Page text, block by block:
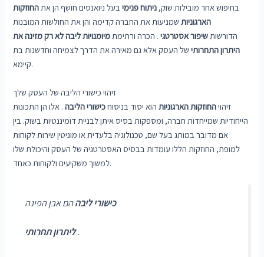
בחיפוש אחר מובילות שוק, ניתוח פנימיבעל ניואנסים חושף הן אתהחוזקות
הארגוניותשמניעות את החברה קדימה והן את החולשות המובנות
הדורשותשיפור אסטרטגי. הכרה ורתימתמיומנויות ליבה לא רק מזינהאת
היתרון התחרותישל העסק אלא גם מאירה את הדרך לצמיחה וחדשנות בת
קיימא.
זיהוי כישורי הליבה של העסק שלך
זיהויהחוזקות הארגוניותהוא יסוד בניסוחכישורי הליבה. אלו הן התכונות
הייחודיות שמייחדות חברה, ומספקות בסיס איתן לבניית דומיננטיות בשוק. בין
אם מדובר במותג בעל שם, טכנולוגיה בלעדית או מוניטין שירות לקוחות
למופת, החוזקות הללו עומדות בבסיס האסטרטגיה של העסק והיכולת שלו
למשוך משקיעים ולקוחות כאחד.
כישורי ליבההם אבן הפינה
ליתרון תחרותי.